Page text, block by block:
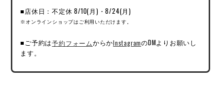
■店休日：不定休 8/10(月)・8/24(月)
※オンラインショップはご利用いただけます。
■ご予約は予約フォームからかInstagramのDMよりお願いし
ます。